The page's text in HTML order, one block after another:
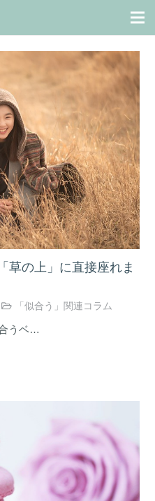
の上」に直接座れま
「似合う」関連コラム
うベ…